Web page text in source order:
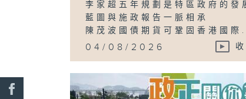
李家超五年規劃是特區政府的發
藍圖與施政報告一脈相承
陳茂波國債期貨可鞏固香港國際
04/08/2026